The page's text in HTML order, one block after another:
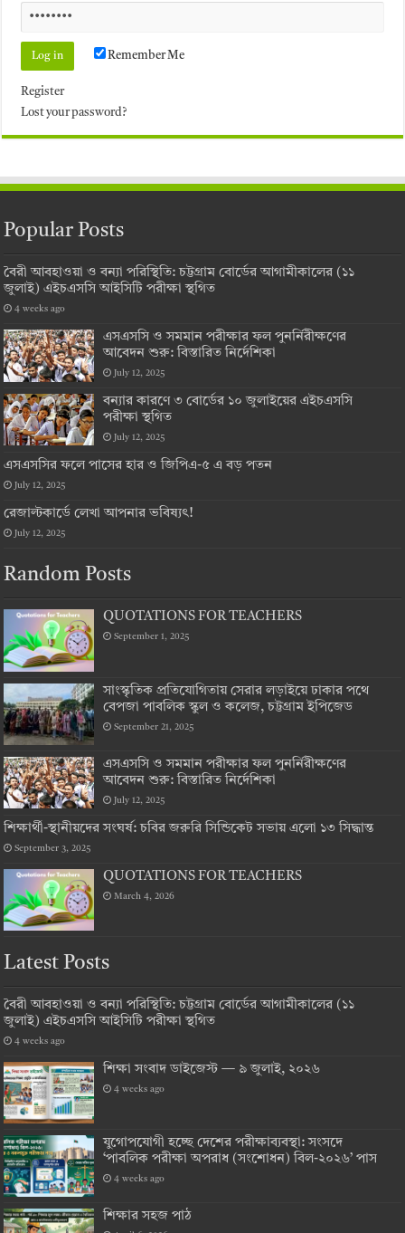
Remember Me
Register
Lost your password?
Popular Posts
বৈরী আবহাওয়া ও বন্যা পরিস্থিতি: চট্টগ্রাম বোর্ডের আগামীকালের (১১
জুলাই) এইচএসসি আইসিটি পরীক্ষা স্থগিত
4 weeks ago
এসএসসি ও সমমান পরীক্ষার ফল পুনর্নিরীক্ষণের
আবেদন শুরু: বিস্তারিত নির্দেশিকা
July 12, 2025
বন্যার কারণে ৩ বোর্ডের ১০ জুলাইয়ের এইচএসসি
পরীক্ষা স্থগিত
July 12, 2025
এসএসসির ফলে পাসের হার ও জিপিএ-৫ এ বড় পতন
July 12, 2025
রেজাল্টকার্ডে লেখা আপনার ভবিষ্যৎ!
July 12, 2025
Random Posts
QUOTATIONS FOR TEACHERS
September 1, 2025
সাংস্কৃতিক প্রতিযোগিতায় সেরার লড়াইয়ে ঢাকার পথে
বেপজা পাবলিক স্কুল ও কলেজ, চট্টগ্রাম ইপিজেড
September 21, 2025
এসএসসি ও সমমান পরীক্ষার ফল পুনর্নিরীক্ষণের
আবেদন শুরু: বিস্তারিত নির্দেশিকা
July 12, 2025
শিক্ষার্থী-স্থানীয়দের সংঘর্ষ: চবির জরুরি সিন্ডিকেট সভায় এলো ১৩ সিদ্ধান্ত
September 3, 2025
QUOTATIONS FOR TEACHERS
March 4, 2026
Latest Posts
বৈরী আবহাওয়া ও বন্যা পরিস্থিতি: চট্টগ্রাম বোর্ডের আগামীকালের (১১
জুলাই) এইচএসসি আইসিটি পরীক্ষা স্থগিত
4 weeks ago
শিক্ষা সংবাদ ডাইজেস্ট — ৯ জুলাই, ২০২৬
4 weeks ago
যুগোপযোগী হচ্ছে দেশের পরীক্ষাব্যবস্থা: সংসদে
‘পাবলিক পরীক্ষা অপরাধ (সংশোধন) বিল-২০২৬’ পাস
4 weeks ago
শিক্ষার সহজ পাঠ